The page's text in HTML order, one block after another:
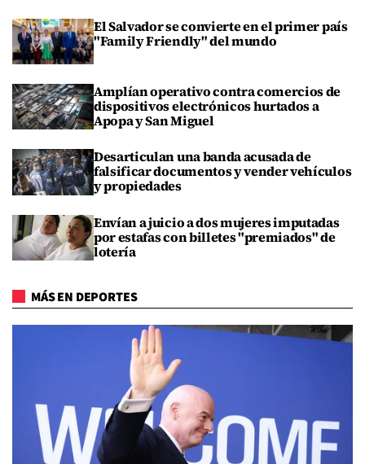
El Salvador se convierte en el primer país
"Family Friendly" del mundo
Amplían operativo contra comercios de
dispositivos electrónicos hurtados a
Apopa y San Miguel
Desarticulan una banda acusada de
falsificar documentos y vender vehículos
y propiedades
Envían a juicio a dos mujeres imputadas
por estafas con billetes "premiados" de
lotería
MÁS EN DEPORTES